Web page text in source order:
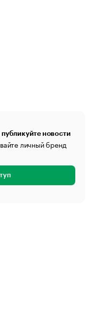
новости
личный бренд